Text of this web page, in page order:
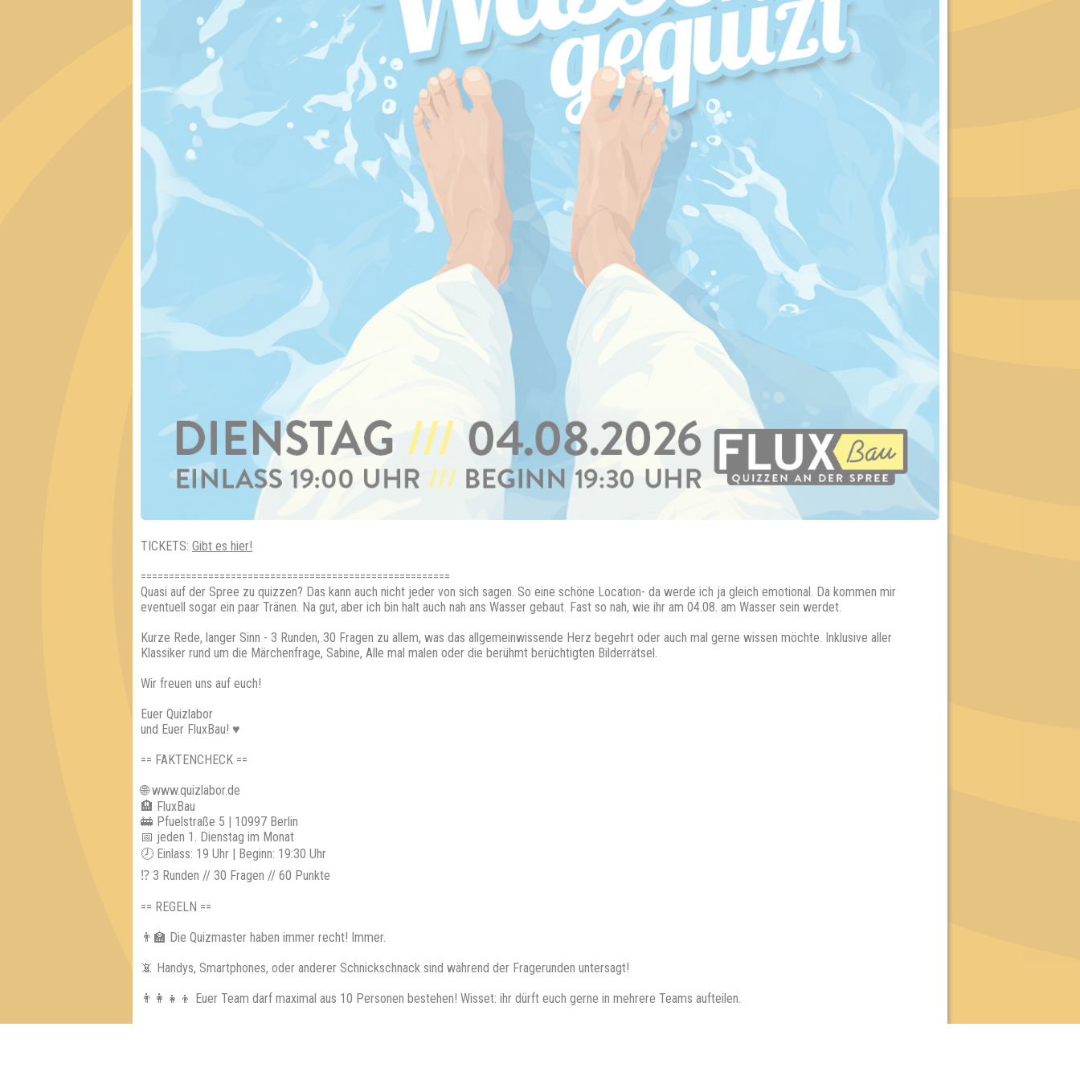
TICKETS: Gibt es hier!
=======================================================
Quasi auf der Spree zu quizzen? Das kann auch nicht jeder von sich sagen. So eine schöne Location- da werde ich ja gleich emotional. Da kommen mir
eventuell sogar ein paar Tränen. Na gut, aber ich bin halt auch nah ans Wasser gebaut. Fast so nah, wie ihr am 04.08. am Wasser sein werdet.
Kurze Rede, langer Sinn - 3 Runden, 30 Fragen zu allem, was das allgemeinwissende Herz begehrt oder auch mal gerne wissen möchte. Inklusive aller
Klassiker rund um die Märchenfrage, Sabine, Alle mal malen oder die berühmt berüchtigten Bilderrätsel.
Wir freuen uns auf euch!
Euer Quizlabor
und Euer FluxBau! ♥
== FAKTENCHECK ==
🌐 www.quizlabor.de
🏨 FluxBau
🚋 Pfuelstraße 5 | 10997 Berlin
📅 jeden 1. Dienstag im Monat
🕗 Einlass: 19 Uhr | Beginn: 19:30 Uhr
⁉ 3 Runden // 30 Fragen // 60 Punkte
== REGELN ==
👨‍🏫 Die Quizmaster haben immer recht! Immer.
📵 Handys, Smartphones, oder anderer Schnickschnack sind während der Fragerunden untersagt!
👨‍👩‍👧‍👦 Euer Team darf maximal aus 10 Personen bestehen! Wisset: ihr dürft euch gerne in mehrere Teams aufteilen.